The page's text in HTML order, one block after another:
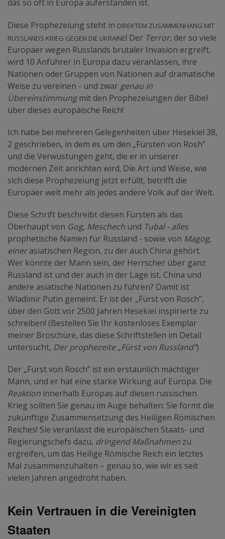
das so oft in Europa auferstanden ist.
Diese Prophezeiung steht in direktem Zusammenhang mit
Russlands Krieg gegen die Ukraine! Der Terror, der so viele
Europäer wegen Russlands brutaler Invasion ergreift,
wird 10 Anführer in Europa dazu veranlassen, ihre
Nationen oder Gruppen von Nationen auf dramatische
Weise zu vereinen - und zwar genau in
Übereinstimmungmit den Prophezeiungen der Bibel
über dieses europäische Reich!
Ich habe bei mehreren Gelegenheiten über Hesekiel 38,
2 geschrieben, in dem es um den „Fürsten von Rosh”
und die Verwüstungen geht, die er in unserer
modernen Zeit anrichten wird. Die Art und Weise, wie
sich diese Prophezeiung jetzt erfüllt, betrifft die
Europäer weit mehr als jedes andere Volk auf der Welt.
Diese Schrift beschreibt diesen Fürsten als das
Oberhaupt von Gog, Meschech und Tubal - alles
prophetische Namen für Russland - sowie von Magog,
einerasiatischen Region, zu der auch China gehört.
Wer könnte der Mann sein, der Herrscher über ganz
Russland ist und der auch in der Lage ist, China und
andere asiatische Nationen zu führen? Damit ist
Wladimir Putin gemeint. Er ist der „Fürst von Rosch”,
über den Gott vor 2500 Jahren Hesekiel inspirierte zu
schreiben! (Bestellen Sie Ihr kostenloses Exemplar
meiner Broschüre, das diese Schriftstellen im Detail
untersucht, Der prophezeite „Fürst von Russland”)
Der „Fürst von Rosch” ist ein erstaunlich mächtiger
Mann, und er hat eine starke Wirkung auf Europa. Die
Reaktion innerhalb Europas auf diesen russischen
Krieg sollten Sie genau im Auge behalten: Sie formt die
zukünftige Zusammensetzung des Heiligen Römischen
Reiches! Sie veranlasst die europäischen Staats- und
Regierungschefs dazu, dringend Maßnahmen zu
ergreifen, um das Heilige Römische Reich ein letztes
Mal zusammenzuhalten – genau so, wie wir es seit
vielen Jahren angedroht haben.
Kein Vertrauen in die Vereinigten
Staaten